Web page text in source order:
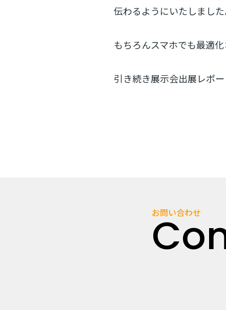
伝わるようにいたしました
もちろんスマホでも最適
引き続き展示会出展レポ
お問い合わせ